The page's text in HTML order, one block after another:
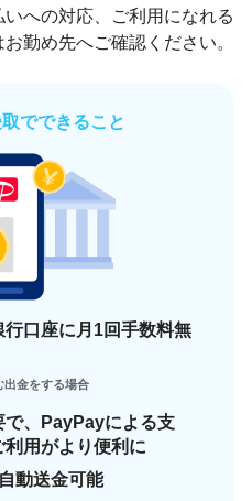
への対応、ご利用になれる
勤め先へご確認ください。
でできること
口座に月1回手数料無
金をする場合
で、PayPayによる支
用がより便利に
動送金可能